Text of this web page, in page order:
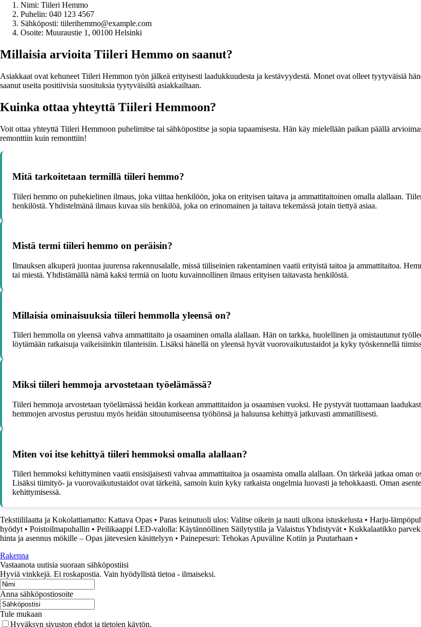
Nimi: Tiileri Hemmo
Puhelin: 040 123 4567
Sähköposti: tiilerihemmo@example.com
Osoite: Muuraustie 1, 00100 Helsinki
Millaisia arvioita Tiileri Hemmo on saanut?
Asiakkaat ovat kehuneet Tiileri Hemmon työn jälkeä erityisesti laadukkuudesta ja kestävyydestä. Monet ovat olleet tyytyväisiä
saanut useita positiivisia suosituksia tyytyväisiltä asiakkailtaan.
Kuinka ottaa yhteyttä Tiileri Hemmoon?
Voit ottaa yhteyttä Tiileri Hemmoon puhelimitse tai sähköpostitse ja sopia tapaamisesta. Hän käy mielellään paikan päällä
remonttiin kuin remonttiin!
Mitä tarkoitetaan termillä tiileri hemmo?
Tiileri hemmo on puhekielinen ilmaus, joka viittaa henkilöön, joka on erityisen taitava ja ammattitaitoinen omalla alallaan.
henkilöstä. Yhdistelmänä ilmaus kuvaa siis henkilöä, joka on erinomainen ja taitava tekemässä jotain tiettyä asiaa.
Mistä termi tiileri hemmo on peräisin?
Ilmauksen alkuperä juontaa juurensa rakennusalalle, missä tiiliseinien rakentaminen vaatii erityistä taitoa ja ammattitaitoa.
tai miestä. Yhdistämällä nämä kaksi termiä on luotu kuvainnollinen ilmaus erityisen taitavasta henkilöstä.
Millaisia ominaisuuksia tiileri hemmolla yleensä on?
Tiileri hemmolla on yleensä vahva ammattitaito ja osaaminen omalla alallaan. Hän on tarkka, huolellinen ja omistautunut
löytämään ratkaisuja vaikeisiinkin tilanteisiin. Lisäksi hänellä on yleensä hyvät vuorovaikutustaidot ja kyky työskennellä
Miksi tiileri hemmoja arvostetaan työelämässä?
Tiileri hemmoja arvostetaan työelämässä heidän korkean ammattitaidon ja osaamisen vuoksi. He pystyvät tuottamaan
hemmojen arvostus perustuu myös heidän sitoutumiseensa työhönsä ja haluunsa kehittyä jatkuvasti ammatillisesti.
Miten voi itse kehittyä tiileri hemmoksi omalla alallaan?
Tiileri hemmoksi kehittyminen vaatii ensisijaisesti vahvaa ammattitaitoa ja osaamista omalla alallaan. On tärkeää jatkaa oman
Lisäksi tiimityö- ja vuorovaikutustaidot ovat tärkeitä, samoin kuin kyky ratkaista ongelmia luovasti ja tehokkaasti. Oman
kehittymisessä.
Tekstiililaatta ja Kokolattiamatto: Kattava Opas • Paras keinutuoli ulos: Valitse oikein ja nauti ulkona istuskelusta • Harju-
hyödyt • Poistoilmapuhallin • Peilikaappi LED-valolla: Käytännöllinen Säilytystila ja Valaistus Yhdistyvät • Kukkalaatikko
hinta ja asennus mökille – Opas jätevesien käsittelyyn • Painepesuri: Tehokas Apuväline Kotiin ja Puutarhaan •
Rakenna
Vastaanota uutisia suoraan sähköpostiisi
Hyviä vinkkejä. Ei roskapostia. Vain hyödyllistä tietoa - ilmaiseksi.
Anna sähköpostiosoite
Tule mukaan
Hyväksyn sivuston ehdot ja tietojen käytön.